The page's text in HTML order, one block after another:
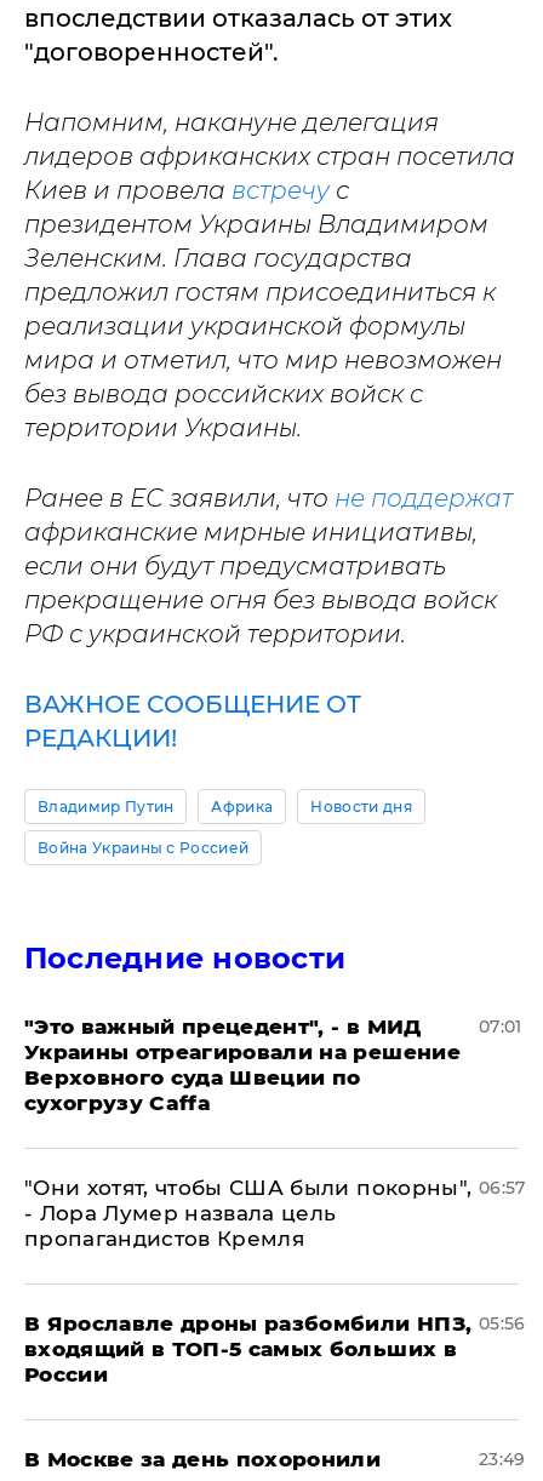
впоследствии отказалась от этих
"договоренностей".
Напомним, накануне делегация
лидеров африканских стран посетила
Киев и провела встречус
президентом Украины Владимиром
Зеленским. Глава государства
предложил гостям присоединиться к
реализации украинской формулы
мира и отметил, что мир невозможен
без вывода российских войск с
территории Украины.
Ранее в ЕС заявили, что не поддержат
африканские мирные инициативы,
если они будут предусматривать
прекращение огня без вывода войск
РФ с украинской территории.
ВАЖНОЕ СООБЩЕНИЕ ОТ
РЕДАКЦИИ!
Владимир Путин Африка Новости дня
Война Украины с Россией
Последние новости
"Это важный прецедент", - в МИД
Украины отреагировали на решение
Верховного суда Швеции по
сухогрузу Caffa
07:01
"Они хотят, чтобы США были покорны",
- Лора Лумер назвала цель
пропагандистов Кремля
06:57
В Ярославле дроны разбомбили НПЗ,
входящий в ТОП-5 самых больших в
России
05:56
В Москве за день похоронили
23:49